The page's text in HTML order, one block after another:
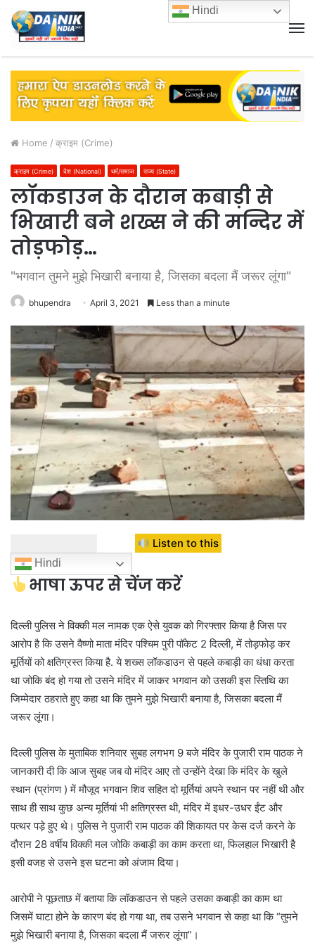
Home / क्राइम (Crime)
क्राइम (Crime) देश (National) धर्म/समाज राज्य (State)
लॉकडाउन के दौरान कबाड़ी से
भिखारी बने शख्स ने की मन्दिर में
तोड़फोड़…
"भगवान तुमने मुझे भिखारी बनाया है, जिसका बदला मैं जरूर लूंगा"
bhupendra April 3, 2021 Less than a minute
Listen to this
Hindi
भाषा ऊपर से चेंज करें
दिल्ली पुलिस ने विक्की मल नामक एक ऐसे युवक को गिरफ्तार किया है जिस पर
आरोप है कि उसने वैष्णो माता मंदिर पश्चिम पुरी पॉकेट 2 दिल्ली, में तोड़फोड़ कर
मूर्तियों को क्षतिग्रस्त किया है. ये शख्स लॉकडाउन से पहले कबाड़ी का धंधा करता
था जोकि बंद हो गया तो उसने मंदिर में जाकर भगवान को उसकी इस स्तिथि का
जिम्मेदार ठहराते हुए कहा था कि तुमने मुझे भिखारी बनाया है, जिसका बदला मैं
जरूर लूंगा।
दिल्ली पुलिस के मुताबिक शनिवार सुबह लगभग 9 बजे मंदिर के पुजारी राम पाठक ने
जानकारी दी कि आज सुबह जब वो मंदिर आए तो उन्होंने देखा कि मंदिर के खुले
स्थान (प्रांगण ) में मौजूद भगवान शिव सहित दो मूर्तियां अपने स्थान पर नहीं थी और
साथ ही साथ कुछ अन्य मूर्तियां भी क्षतिग्रस्त थी, मंदिर में इधर-उधर ईंट और
पत्थर पड़े हुए थे। पुलिस ने पुजारी राम पाठक की शिकायत पर केस दर्ज करने के
दौरान 28 वर्षीय विक्की मल जोकि कबाड़ी का काम करता था, फिलहाल भिखारी है
इसी वजह से उसने इस घटना को अंजाम दिया।
आरोपी ने पूछताछ में बताया कि लॉकडाउन से पहले उसका कबाड़ी का काम था
जिसमें घाटा होने के कारण बंद हो गया था, तब उसने भगवान से कहा था कि “तुमने
मुझे भिखारी बनाया है, जिसका बदला मैं जरूर लूंगा”।
Hindi